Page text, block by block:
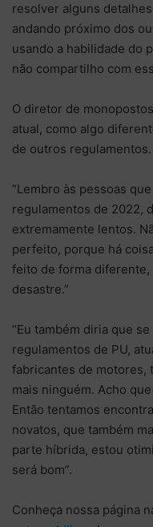
resolver alguns
andando próximo dos
usando a habilidade do
não compartilho com
O diretor de
atual, como algo
de outros regulamentos.
“Lembro às pessoas
regulamentos de 2022,
extremamente lentos.
perfeito, porque há
feito de forma diferente,
desastre.”
“Eu também diria que
regulamentos de PU,
fabricantes de motores,
mais ninguém. Acho
Então tentamos
novatos, que também
parte híbrida, estou
será bom”.
Conheça nossa página